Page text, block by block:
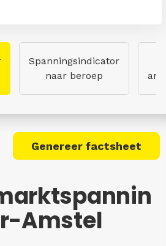
Spanningsindicator
naar beroep
Genereer factsheet
Amstel